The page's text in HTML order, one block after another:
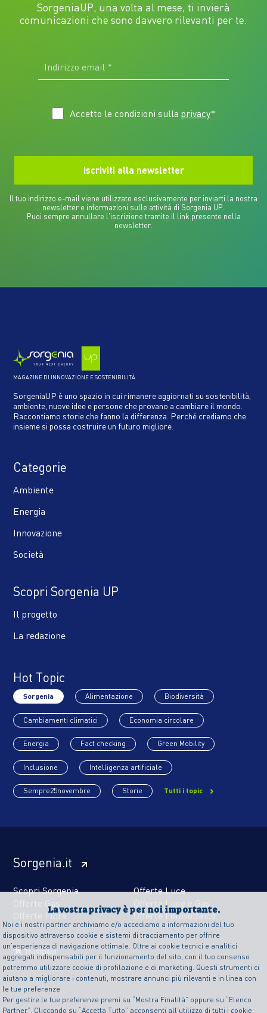
La vostra privacy è per noi importante.
Noi e i nostri partner archiviamo e/o accediamo a informazioni del tuo
dispositivo attraverso cookie e sistemi di tracciamento per offrire
un’esperienza di navigazione ottimale. Oltre ai cookie tecnici e analitici
aggregati indispensabili per il funzionamento del sito, con il tuo consenso
potremmo utilizzare cookie di profilazione e di marketing. Questi strumenti ci
aiutano a migliorare i contenuti, mostrare annunci più rilevanti e in linea con
le tue preferenze
Per gestire le tue preferenze premi su “Mostra Finalità” oppure su “Elenco
Partner”. Cliccando su “Accetta Tutto” acconsenti all’utilizzo di tutti i cookie
SorgeniaUP, una volta al mese, ti invierà
comunicazioni che sono davvero rilevanti per te.
Accetto le condizioni sulla privacy*
Il tuo indirizzo e-mail viene utilizzato esclusivamente per inviarti la nostra
newsletter e informazioni sulle attività di Sorgenia UP.
Puoi sempre annullare l'iscrizione tramite il link presente nella
newsletter.
MAGAZINE DI INNOVAZIONE E SOSTENIBILITÀ
SorgeniaUP è uno spazio in cui rimanere aggiornati su sostenibilità,
ambiente, nuove idee e persone che provano a cambiare il mondo.
Raccontiamo storie che fanno la differenza. Perché crediamo che
insieme si possa costruire un futuro migliore.
Categorie
Ambiente
Energia
Innovazione
Società
Scopri Sorgenia UP
Il progetto
La redazione
Hot Topic
Sorgenia Alimentazione Biodiversità
Cambiamenti climatici Economia circolare
Energia Fact checking Green Mobility
Inclusione Intelligenza artificiale
Sempre25novembre Storie Tutti i topic
Sorgenia.it
Scopri Sorgenia
Offerte Luce
Offerte Gas
Offerte Luce e Gas
Offerte Fibra
Offerte Fotovoltaico